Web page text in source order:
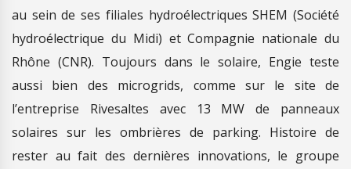
au sein de ses filiales hydroélectriques SHEM (Société
hydroélectrique du Midi) et Compagnie nationale du
Rhône (CNR). Toujours dans le solaire, Engie teste
aussi bien des microgrids, comme sur le site de
l’entreprise Rivesaltes avec 13 MW de panneaux
solaires sur les ombrières de parking. Histoire de
rester au fait des dernières innovations, le groupe